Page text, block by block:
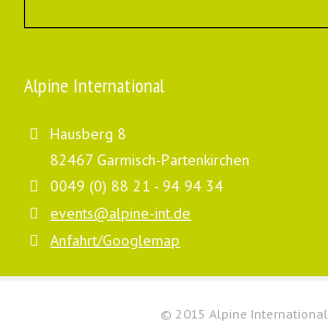
Alpine International
Hausberg 8
82467 Garmisch-Partenkirchen
0049 (0) 88 21 - 94 94 34
events@alpine-int.de
Anfahrt/Googlemap
© 2015 Alpine International